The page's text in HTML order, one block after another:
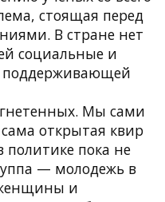
стоящая перед
В стране нет
социальные и
поддерживающей
Мы сами
открытая квир
пока не
— молодежь в
женщины и